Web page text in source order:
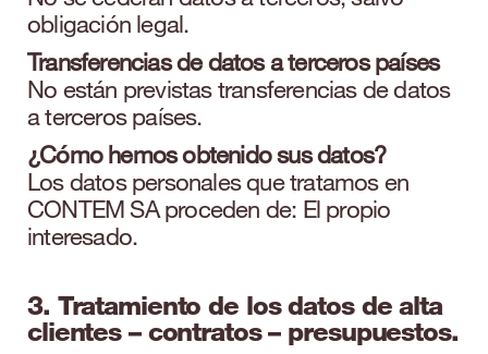
obligación legal.
Transferencias de datos a terceros países
No están previstas transferencias de datos
a terceros países.
¿Cómo hemos obtenido sus datos?
Los datos personales que tratamos en
CONTEM SA proceden de: El propio
interesado.
3. Tratamiento de los datos de alta
clientes – contratos – presupuestos.